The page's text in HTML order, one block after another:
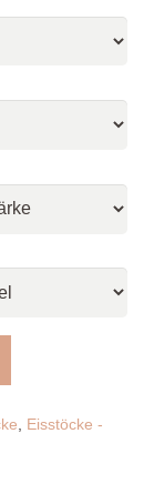
Eisstöcke -